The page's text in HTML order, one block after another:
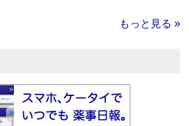
もっと見る »